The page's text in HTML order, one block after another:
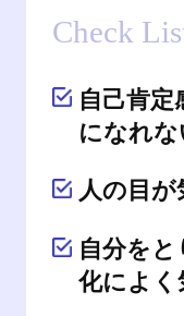
Check
自己肯定
になれな
人の目が
自分を
化によく